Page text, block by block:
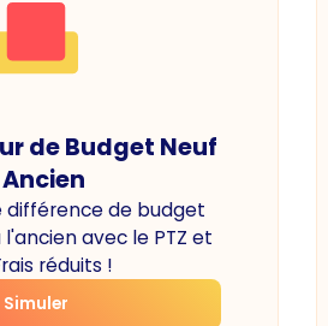
de Budget Neuf
différence de budget
avec le PTZ et
réduits !
Simuler